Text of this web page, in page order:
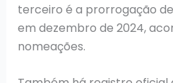
terceiro é a prorrogação
em dezembro de 2024,
nomeações.